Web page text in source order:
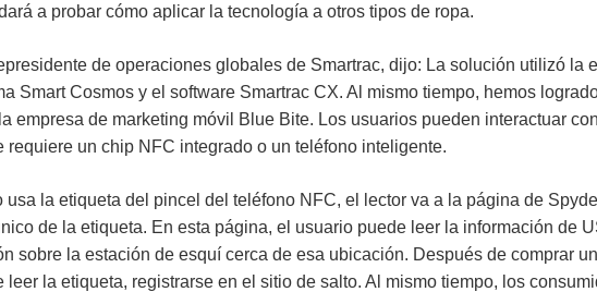
Etiqueta UHF /
Etiqueta NFC
Lector
Lector activo UHF y
2.4G
a probar cómo aplicar la tecnología a otros tipos de ropa.
de operaciones globales de Smartrac, dijo: La solución utilizó la
Smart Cosmos y el software Smartrac CX. Al mismo tiempo, hemos
empresa de marketing móvil Blue Bite. Los usuarios pueden interactuar
requiere un chip NFC integrado o un teléfono inteligente.
usa la etiqueta del pincel del teléfono NFC, el lector va a la página de
de la etiqueta. En esta página, el usuario puede leer la información de
sobre la estación de esquí cerca de esa ubicación. Después de comprar
leer la etiqueta, registrarse en el sitio de salto. Al mismo tiempo, los